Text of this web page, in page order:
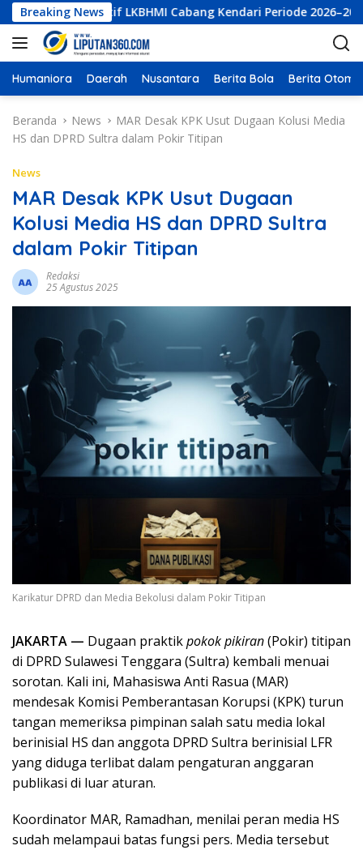
a
g
u
Breaking News
Eksekutif LKBHMI Cabang Kendari Periode 2026–2027
Humaniora Daerah Nusantara Berita Bola Berita
Beranda News
MAR Desak KPK Usut Dugaan Kolusi Media
HS dan DPRD Sultra dalam Pokir Titipan
News
MAR Desak KPK Usut Dugaan
Kolusi Media HS dan DPRD Sultra
dalam Pokir Titipan
Redaksi
25 Agustus 2025
Karikatur DPRD dan Media Bekolusi dalam Pokir Titipan
JAKARTA — Dugaan praktikpokok pikiran(Pokir) titipan
di DPRD Sulawesi Tenggara (Sultra) kembali menuai
sorotan. Kali ini, Mahasiswa Anti Rasua (MAR)
mendesak Komisi Pemberantasan Korupsi (KPK) turun
tangan memeriksa pimpinan salah satu media lokal
berinisial HS dan anggota DPRD Sultra berinisial LFR
yang diduga terlibat dalam pengaturan anggaran
publikasi di luar aturan.
Koordinator MAR, Ramadhan, menilai peran media HS
sudah melampaui batas fungsi pers. Media tersebut